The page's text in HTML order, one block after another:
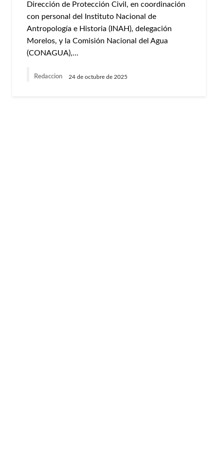
Dirección de Protección Civil, en coordinación
con personal del Instituto Nacional de
Antropología e Historia (INAH), delegación
Morelos, y la Comisión Nacional del Agua
(CONAGUA),…
Redaccion 24 de octubre de 2025